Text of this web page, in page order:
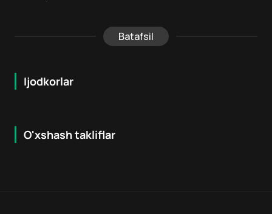
Batafsil
Ijodkorlar
O'xshash takliflar
18 + 6.5